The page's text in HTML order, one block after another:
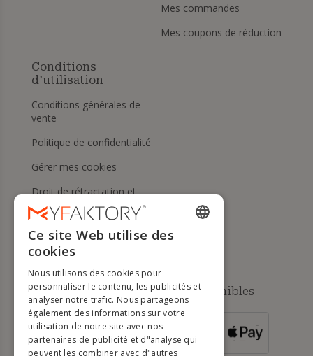
Mes commandes
Mes coupons de réduction
Conditions
d'utilisation
Conditions générales de
vente
Politique de confidentialité
Gérer mes cookies
Droit de rétractation et
retours
Aide
Méthodes de paiement disponibles
POUR LES
COMMANDES
SUPÉRIEURES À
ENGLISH
DUTCH
GERMAN
Ce site Web utilise des
cookies
Nous utilisons des cookies pour
personnaliser le contenu, les publicités et
analyser notre trafic. Nous partageons
également des informations sur votre
utilisation de notre site avec nos
partenaires de publicité et d"analyse qui
peuvent les combiner avec d"autres